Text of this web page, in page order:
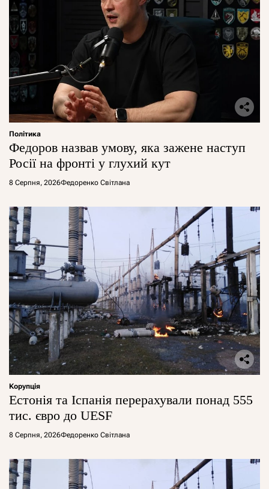
Політика
Федоров назвав умову, яка зажене наступ
Росії на фронті у глухий кут
8 Серпня, 2026Федоренко Світлана
Корупція
Естонія та Іспанія перерахували понад 555
тис. євро до UESF
8 Серпня, 2026Федоренко Світлана